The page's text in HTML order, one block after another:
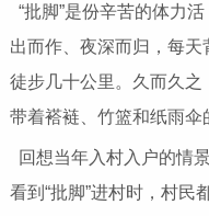
“批脚”是份辛苦的体力
出而作、夜深而归，每天
徒步几十公里。久而久之
带着褡裢、竹篮和纸雨伞
回想当年入村入户的情
看到“批脚”进村时，村民